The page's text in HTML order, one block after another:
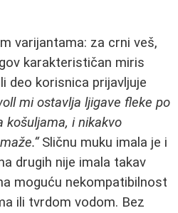
varijantama: za crni veš,
karakterističan miris
deo korisnica prijavljuje
mi ostavlja ljigave fleke po
košuljama, i nikakvo
Sličnu muku imala je i
drugih nije imala takav
moguću nekompatibilnost
ili tvrdom vodom. Bez